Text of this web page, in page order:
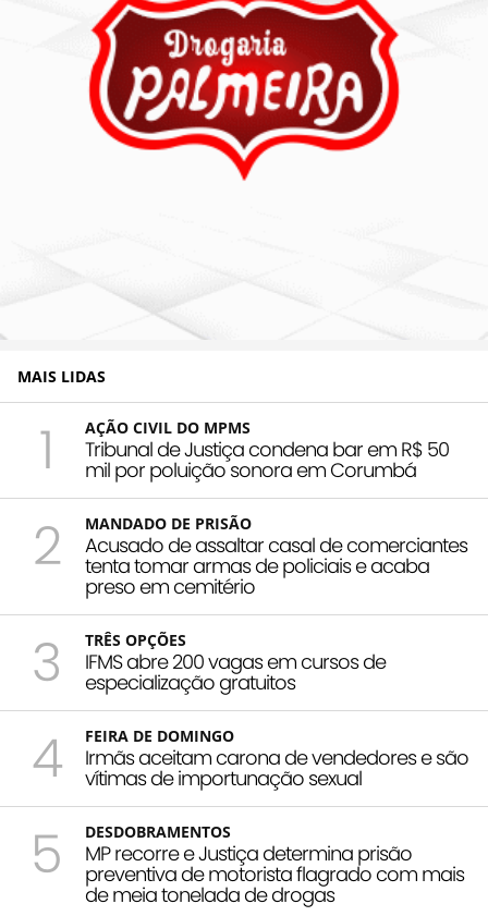
MAIS LIDAS
1 AÇÃO CIVIL DO MPMS
Tribunal de Justiça condena bar em R$ 50
mil por poluição sonora em Corumbá
2 MANDADO DE PRISÃO
Acusado de assaltar casal de comerciantes
tenta tomar armas de policiais e acaba
preso em cemitério
3 TRÊS OPÇÕES
IFMS abre 200 vagas em cursos de
especialização gratuitos
4 FEIRA DE DOMINGO
Irmãs aceitam carona de vendedores e são
vítimas de importunação sexual
5 DESDOBRAMENTOS
MP recorre e Justiça determina prisão
preventiva de motorista flagrado com mais
de meia tonelada de drogas